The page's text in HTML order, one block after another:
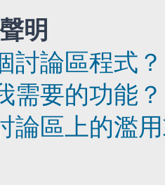
明
討論區程式？
需要的功能？
論區上的濫